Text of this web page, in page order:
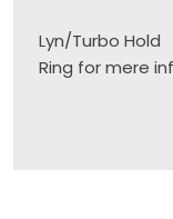
​Lyn/Turbo Hold
Ring for mere